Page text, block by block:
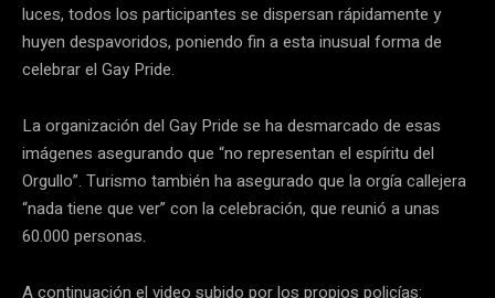
luces, todos los participantes se dispersan rápidamente y
huyen despavoridos, poniendo fin a esta inusual forma de
celebrar el Gay Pride.
La organización del Gay Pride se ha desmarcado de esas
imágenes asegurando que “no representan el espíritu del
Orgullo”. Turismo también ha asegurado que la orgía callejera
“nada tiene que ver” con la celebración, que reunió a unas
60.000 personas.
A continuación el video subido por los propios policías: